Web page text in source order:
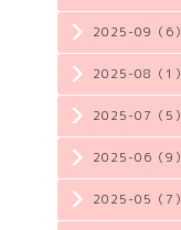
2025-09（6）
2025-08（1）
2025-07（5）
2025-06（9）
2025-05（7）